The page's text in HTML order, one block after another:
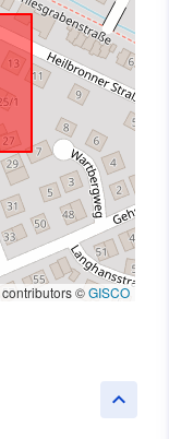
contributors ©GISCO
keyboard_arrow_up